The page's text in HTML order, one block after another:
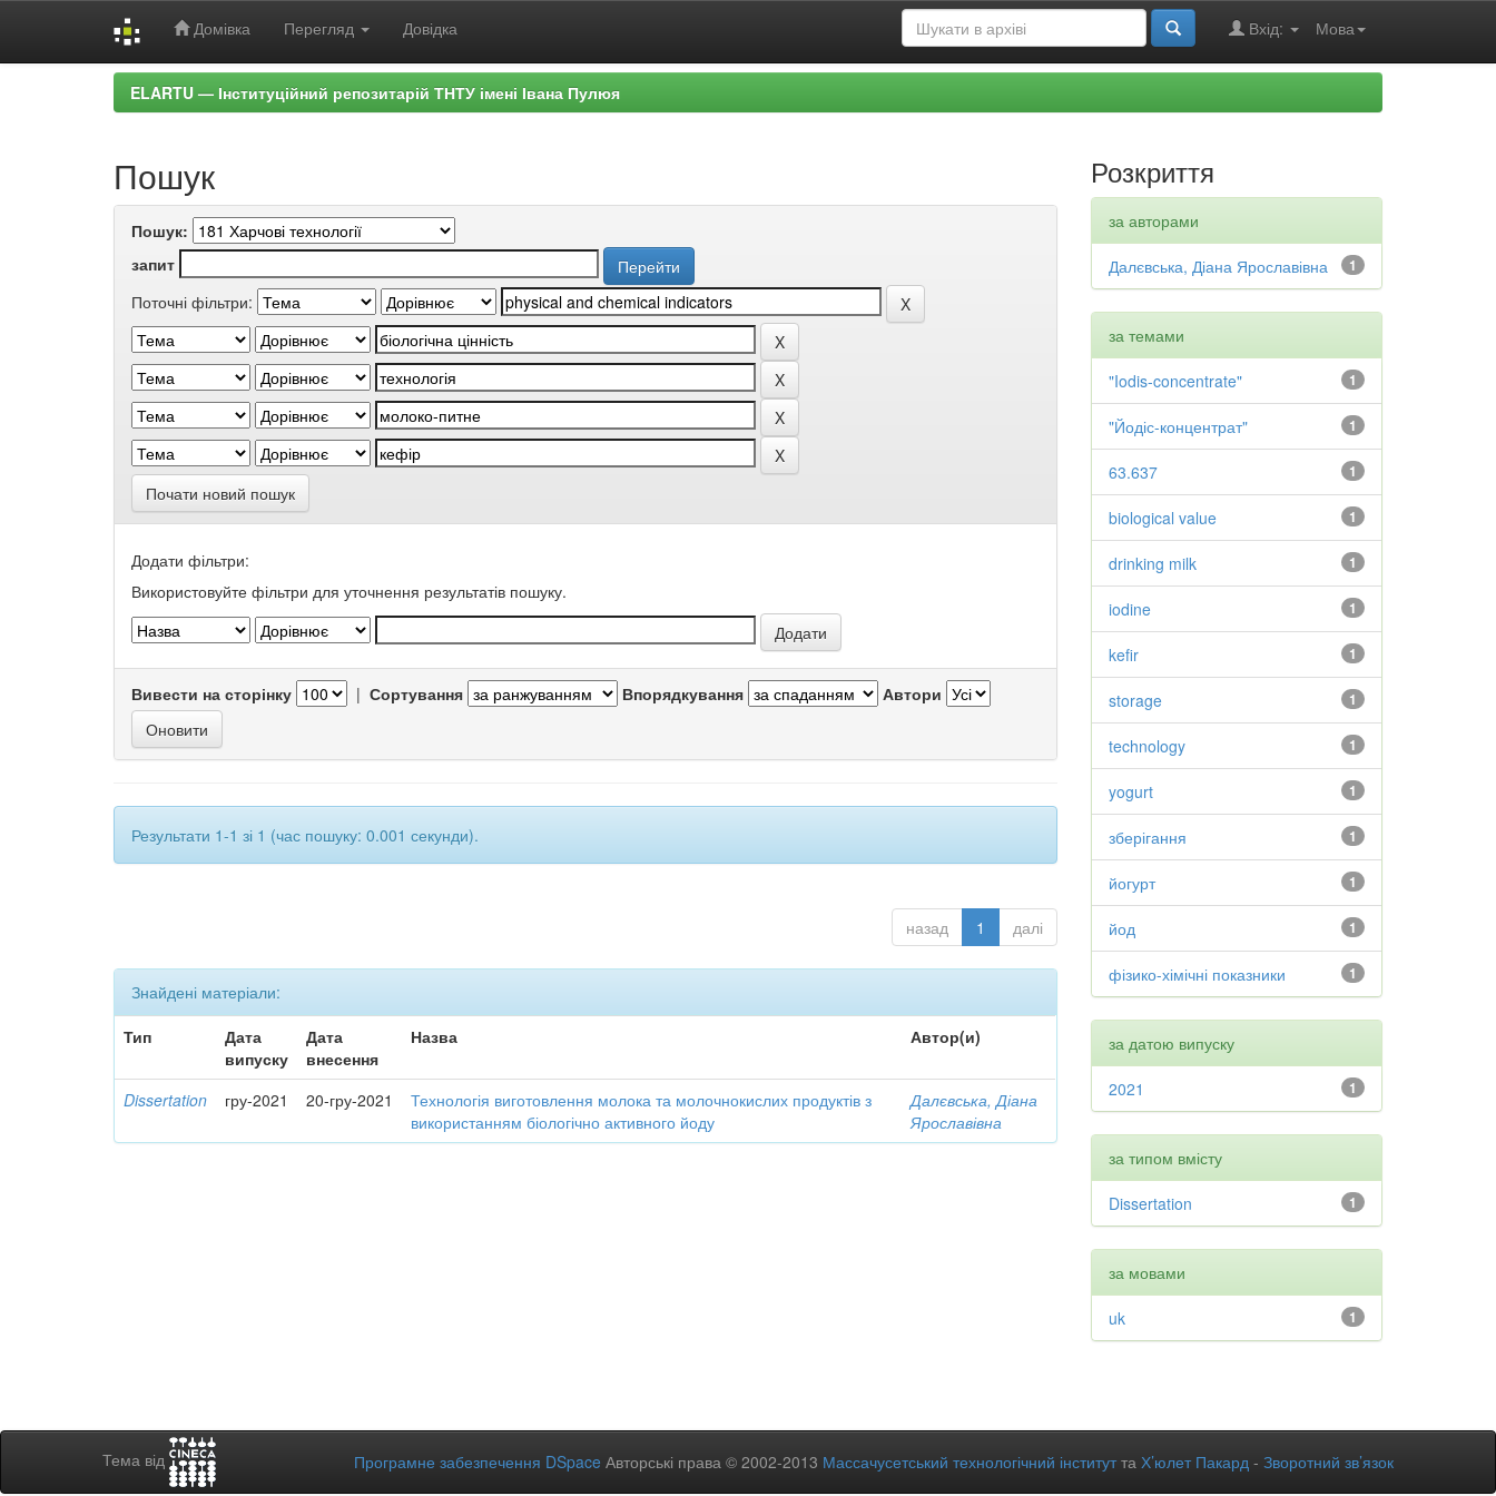
Домівка Перегляд Довідка Мова
Вхід:
ELARTU — Інституційний репозитарій ТНТУ імені Івана Пулюя
Пошук
Пошук:
запит
Поточні фільтри:
Почати новий пошук
Додати фільтри:
Використовуйте фільтри для уточнення результатів пошуку.
Вивести на сторінку | Сортування Впорядкування Автори
Результати 1-1 зі 1 (час пошуку: 0.001 секунди).
назад 1 далі
Знайдені матеріали:
Тип
Дата
випуску
Дата
внесення
Назва Автор(и)
Dissertation гру-2021 20-гру-2021
Технологія виготовлення молока та молочнокислих продуктів з
використанням біологічно активного йоду
Далєвська, Діана
Ярославівна
Розкриття
за авторами
1
Далєвська, Діана Ярославівна
за темами
1
"Iodis-concentrate"
1
"Йодіс-концентрат"
1
63.637
1
biological value
1
drinking milk
1
iodine
1
kefir
1
storage
1
technology
1
yogurt
1
зберігання
1
йогурт
1
йод
1
фізико-хімічні показники
за датою випуску
1
2021
за типом вмісту
1
Dissertation
за мовами
1
uk
Тема від Програмне забезпечення DSpace Авторські права © 2002-2013 Массачусетський технологічний інститутта Х’юлет Пакард - Зворотний зв’язок